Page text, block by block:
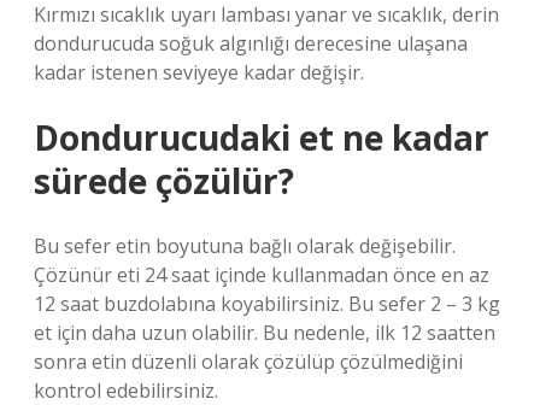
Kırmızı sıcaklık uyarı lambası yanar ve sıcaklık, derin
dondurucuda soğuk algınlığı derecesine ulaşana
kadar istenen seviyeye kadar değişir.
Dondurucudaki et ne kadar
sürede çözülür?
Bu sefer etin boyutuna bağlı olarak değişebilir.
Çözünür eti 24 saat içinde kullanmadan önce en az
12 saat buzdolabına koyabilirsiniz. Bu sefer 2 – 3 kg
et için daha uzun olabilir. Bu nedenle, ilk 12 saatten
sonra etin düzenli olarak çözülüp çözülmediğini
kontrol edebilirsiniz.